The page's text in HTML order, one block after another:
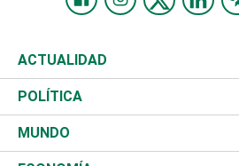
ACTUALIDAD
Nacional
Ciudad
POLÍTICA
Partidos
MUNDO